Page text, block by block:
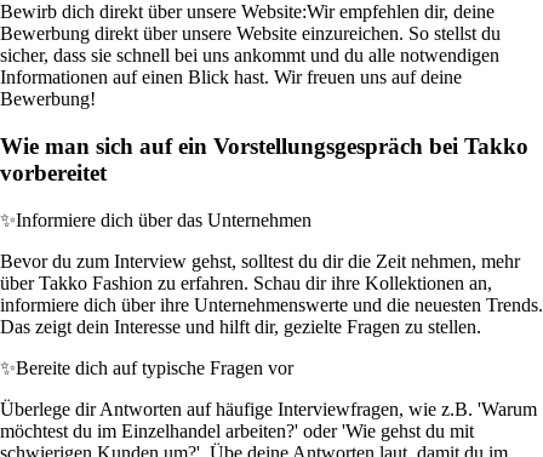
Bewirb dich direkt über unsere Website:Wir empfehlen dir, deine
Bewerbung direkt über unsere Website einzureichen. So stellst du
sicher, dass sie schnell bei uns ankommt und du alle notwendigen
Informationen auf einen Blick hast. Wir freuen uns auf deine
Bewerbung!
Wie man sich auf ein Vorstellungsgespräch bei Takko
vorbereitet
✨Informiere dich über das Unternehmen
Bevor du zum Interview gehst, solltest du dir die Zeit nehmen, mehr
über Takko Fashion zu erfahren. Schau dir ihre Kollektionen an,
informiere dich über ihre Unternehmenswerte und die neuesten Trends.
Das zeigt dein Interesse und hilft dir, gezielte Fragen zu stellen.
✨Bereite dich auf typische Fragen vor
Überlege dir Antworten auf häufige Interviewfragen, wie z.B. 'Warum
möchtest du im Einzelhandel arbeiten?' oder 'Wie gehst du mit
schwierigen Kunden um?'. Übe deine Antworten laut, damit du im